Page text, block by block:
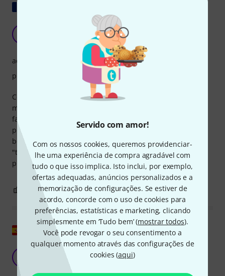
Servido com amor!
Com os nossos cookies, queremos providenciar-
lhe uma experiência de compra agradável com
tudo o que isso implica. Isto inclui, por exemplo,
ofertas adequadas, anúncios personalizados e a
memorização de configurações. Se estiver de
acordo, concorde com o uso de cookies para
preferências, estatísticas e marketing, clicando
simplesmente em ‘Tudo bem’ (mostrar todos).
Você pode revogar o seu consentimento a
qualquer momento através das configurações de
cookies (aqui)
Ruído metálico, inutilizável em teatro
RMlive 05.04.2025
Comprei o primeiro e devolvi porque fazia um barulho
metálico de fricção. Pensei que fosse um defeito de
fabricação. O próximo que me enviaram tinha o mesmo
problema, mas menos grave. Tem um fluxo de ar muito
bom, ideal para shows, mas com o ruído metálico de
"tremor" que gera, é inutilizável para teatro. Segundo
produto devolvido.
acabamento
produção de vento
0 REPORTAR A CRÍTICA
Mostrar original
Bom produto.